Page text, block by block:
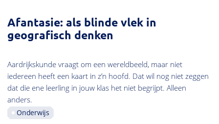
Afantasie: als blinde vlek in
geografisch denken
Aardrijkskunde vraagt om een wereldbeeld, maar niet
iedereen heeft een kaart in z’n hoofd. Dat wil nog niet zeggen
dat die ene leerling in jouw klas het niet begrijpt. Alleen
anders.
Onderwijs